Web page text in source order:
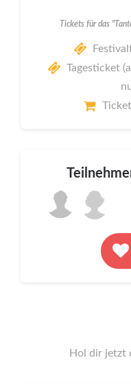
Tickets für das
Tagesticket
Hol dir jetzt